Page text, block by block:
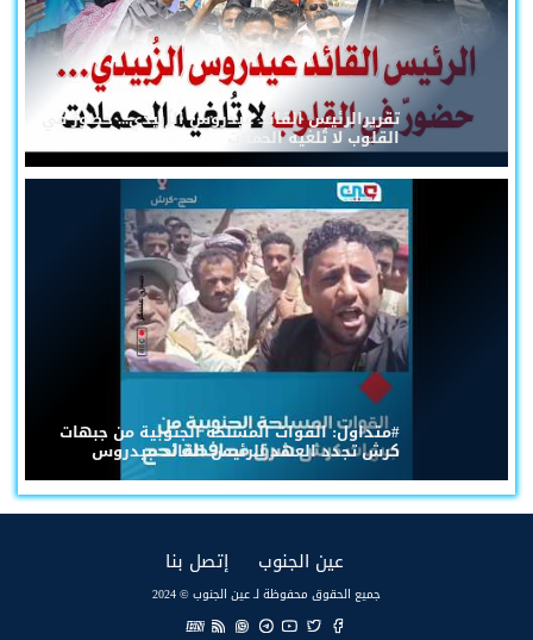
تقريرالرئيس القائد عيدروس الزُبيدي... حضورٌ في
القلوب لا تُلغيه الحملات
#متداول: القوات المسلحة الجنوبية من جبهات
كرش تجدد العهد للرئيس القائد عيدروس
عين الجنوب إتصل بنا
جميع الحقوق محفوظة لـ عين الجنوب © 2024
EN